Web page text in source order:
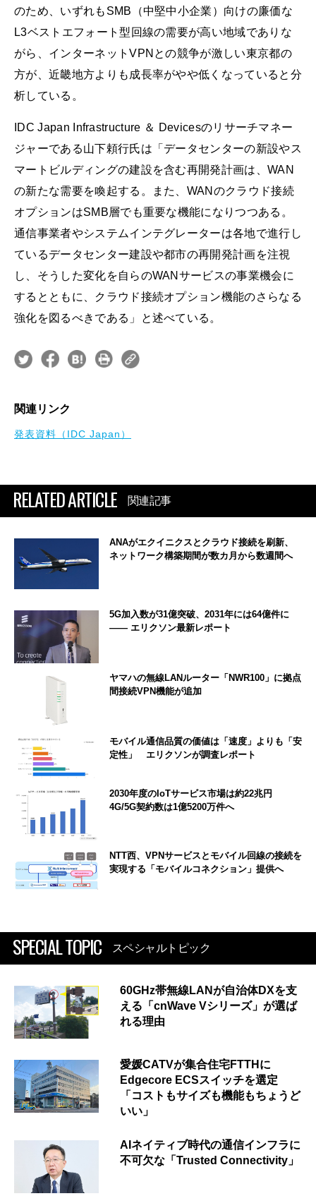
のため、いずれもSMB（中堅中小企業）向けの廉価な
L3ベストエフォート型回線の需要が高い地域でありな
がら、インターネットVPNとの競争が激しい東京都の
方が、近畿地方よりも成長率がやや低くなっていると分
析している。
IDC Japan Infrastructure ＆ Devicesのリサーチマネー
ジャーである山下頼行氏は「データセンターの新設やス
マートビルディングの建設を含む再開発計画は、WAN
の新たな需要を喚起する。また、WANのクラウド接続
オプションはSMB層でも重要な機能になりつつある。
通信事業者やシステムインテグレーターは各地で進行し
ているデータセンター建設や都市の再開発計画を注視
し、そうした変化を自らのWANサービスの事業機会に
するとともに、クラウド接続オプション機能のさらなる
強化を図るべきである」と述べている。
関連リンク
発表資料（IDC Japan）
RELATED ARTICLE 関連記事
ANAがエクイニクスとクラウド接続を刷新、
ネットワーク構築期間が数カ月から数週間へ
5G加入数が31億突破、2031年には64億件に
―― エリクソン最新レポート
ヤマハの無線LANルーター「NWR100」に拠点
間接続VPN機能が追加
モバイル通信品質の価値は「速度」よりも「安
定性」 エリクソンが調査レポート
2030年度のIoTサービス市場は約22兆円
4G/5G契約数は1億5200万件へ
NTT西、VPNサービスとモバイル回線の接続を
実現する「モバイルコネクション」提供へ
SPECIAL TOPIC スペシャルトピック
60GHz帯無線LANが自治体DXを支
える「cnWave Vシリーズ」が選ば
れる理由
愛媛CATVが集合住宅FTTHに
Edgecore ECSスイッチを選定
「コストもサイズも機能もちょうど
いい」
AIネイティブ時代の通信インフラに
不可欠な「Trusted Connectivity」